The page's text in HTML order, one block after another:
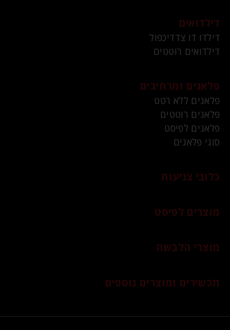
דילדואים
דילדו דו צדדיכפול
דילדואים רוטטים
פלאגים ומרחיבים
פלאגים ללא רטט
פלאגים רוטטים
פלאגים לפיסט
סוגי פלאגים
כלובי צניעות
מוצרים לפיסט
מוצרי הלבשה
תכשירים ומוצרים נוספים